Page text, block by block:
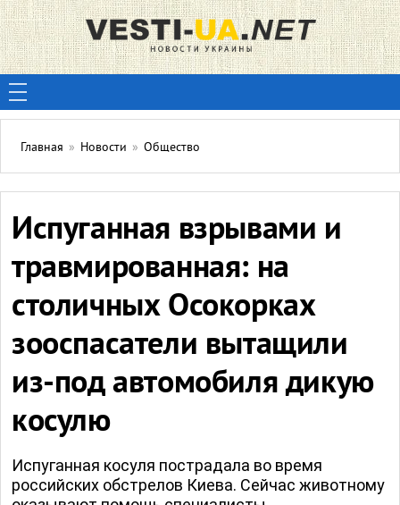
Главная » Новости » Общество
Испуганная взрывами и
травмированная: на
столичных Осокорках
зооспасатели вытащили
из-под автомобиля дикую
косулю
Испуганная косуля пострадала во время
российских обстрелов Киева. Сейчас животному